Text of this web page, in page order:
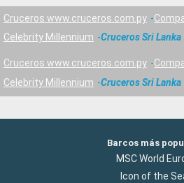
Cruceros www.cruceros.com.py
Celebrity Millennium
Cruceros Sri Lanka
Cruceros www.cruceros.com.py
Celebrity Millennium
Cruceros Sri Lanka
Barcos más
MSC World
Icon of the